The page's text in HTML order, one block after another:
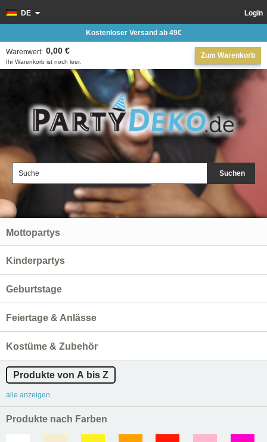
Suchen
Login
DE
Zum Warenkorb
Ihr Warenkorb ist noch leer.
Warenwert: 0,00 €
Kostenloser Versand ab 49€
Mottopartys
Kinderpartys
Geburtstage
Feiertage & Anlässe
Kostüme & Zubehör
Produkte von A bis Z
alle anzeigen
Produkte nach Farben